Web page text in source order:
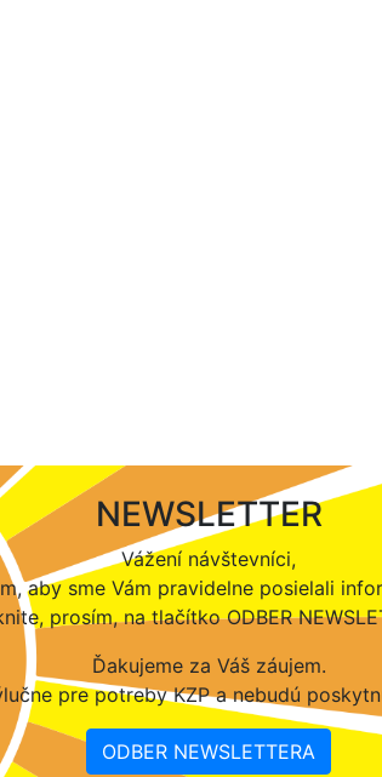
NEWSLETTER
Vážení návštevníci,
aby sme Vám pravidelne posielali
prosím, na tlačítko ODBER
Ďakujeme za Váš záujem.
pre potreby KZP a nebudú
ODBER NEWSLETTERA